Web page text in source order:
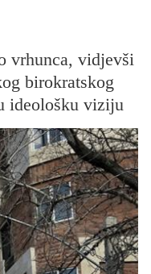
vrhunca, vidjevši
birokratskog
ideološku viziju